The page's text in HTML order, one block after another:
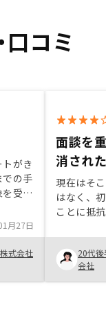
口コミ
がき
の手
受け
り遅い
。ちょ
答えて
なり
頼でき
月27日
株式会社
面談を
消された
現在はそ
はなく、
ことに抵
方に不動
を丁寧に
面談をし
に納得い
不安が解
20代後
会社